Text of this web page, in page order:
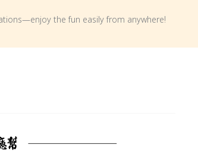
the fun easily from anywhere!